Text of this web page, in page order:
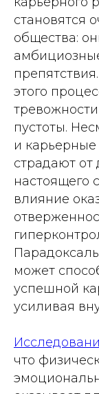
становятся
общества:
этого
пустоты.
и
страдают
настоящего
влияние
может
успешной
усиливая
что